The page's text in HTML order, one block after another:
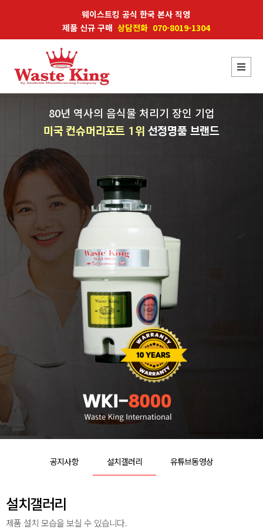
웨이스트킹 공식 한국 본사 직영
제품 신규 구매 상담전화 070-8019-1304
80년 역사의 음식물 처리기 장인 기업
미국 컨슈머리포트 1위 선정명품 브랜드
공지사항 설치갤러리 유튜브동영상
설치갤러리
제품 설치 모습을 보실 수 있습니다.